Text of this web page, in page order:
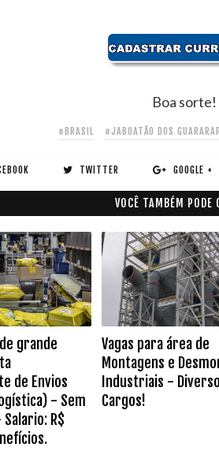
Boa sorte!
#BRASIL #JABOATÃO DOS
TWITTER GOOGLE +
VOCÊ TAMBÉM PODE
grande
de Envios
- Sem
R$
Vagas para área de
Montagens e
Industriais -
Cargos!